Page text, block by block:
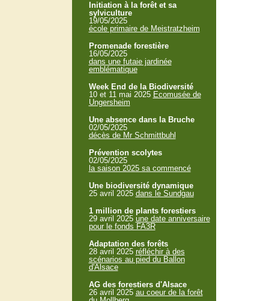
Initiation à la forêt et sa
sylviculture
19/05/2025
école primaire de Meistratzheim
Promenade forestière
16/05/2025
dans une futaie jardinée
emblématique
Week End de la Biodiversité
10 et 11 mai 2025 Ecomusée de
Ungersheim
Une absence dans la Bruche
02/05/2025
décès de Mr Schmittbuhl
Prévention scolytes
02/05/2025
la saison 2025 sa commencé
Une biodiversité dynamique
25 avril 2025 dans le Sundgau
1 million de plants forestiers
29 avril 2025 une date anniversaire
pour le fonds FA3R
Adaptation des forêts
28 avril 2025 réfléchir à des
scénarios au pied du Ballon
d'Alsace
AG des forestiers d'Alsace
26 avril 2025 au coeur de la forêt